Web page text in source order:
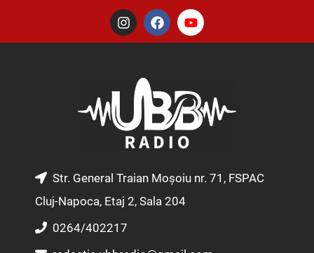
I
n
s
m
F
a
c
o
k
Y
o
u
e
Str. General Traian Moșoiu nr. 71, FSPAC
Cluj-Napoca, Etaj 2, Sala 204
0264/402217